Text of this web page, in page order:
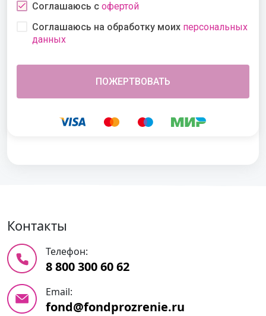
Соглашаюсь с офертой
Соглашаюсь на обработку моих персональных
данных
Контакты
Телефон:
8 800 300 60 62
Email:
fond@fondprozrenie.ru